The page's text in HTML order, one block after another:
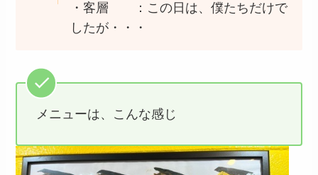
・客層 ：この日は、僕たちだけで
したが・・・
メニューは、こんな感じ